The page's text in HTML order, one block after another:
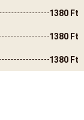
1380 Ft
1380 Ft
1380 Ft